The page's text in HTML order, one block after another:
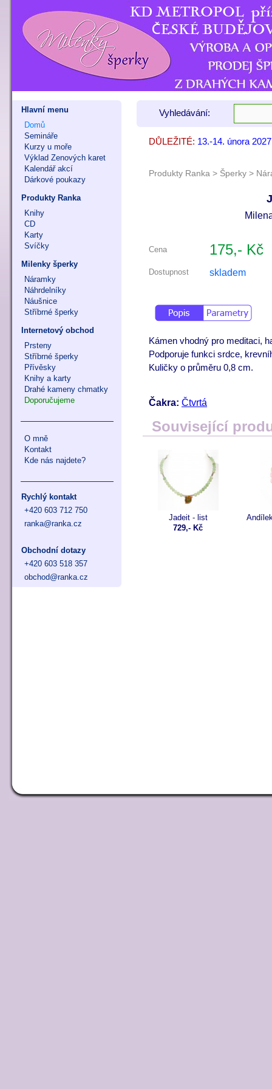
Hlavní menu
Domů
Semináře
Kurzy u moře
Výklad Zenových karet
Kalendář akcí
Dárkové poukazy
Produkty Ranka
Knihy
CD
Karty
Svíčky
Milenky šperky
Náramky
Náhrdelníky
Náušnice
Stříbrné šperky
Internetový obchod
Prsteny
Stříbrné šperky
Přívěsky
Knihy a karty
Drahé kameny chmatky
Doporučujeme
O mně
Kontakt
Kde nás najdete?
Rychlý kontakt
+420 603 712 750
ranka@ranka.cz
Obchodní dotazy
+420 603 518 357
obchod@ranka.cz
Vyhledávání:
DŮLEŽITÉ: 13.-14. února
7. - 8. listopadu
9. - 11. října 2026
Produkty Ranka > Šperky >
Cena 175,- Kč
Dostupnost skladem
Kámen vhodný pro meditaci,
Podporuje funkci srdce,
Kuličky o průměru 0,8 cm.
Čakra: Čtvrtá
Související
Jadeit - list
729,- Kč